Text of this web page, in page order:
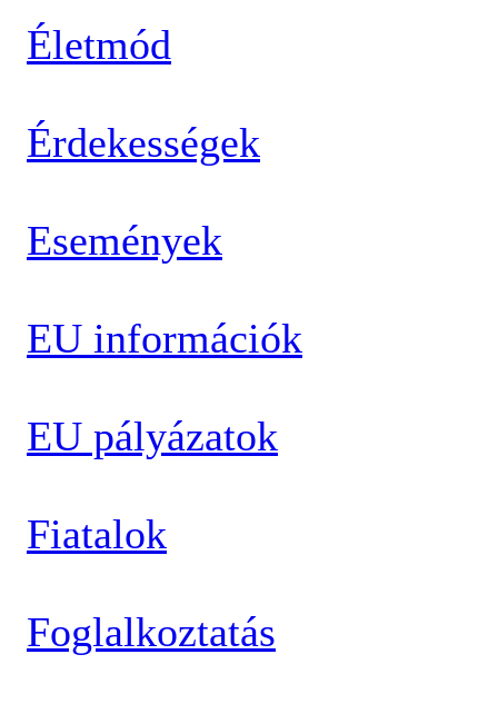
Életmód
Érdekességek
Események
EU információk
EU pályázatok
Fiatalok
Foglalkoztatás